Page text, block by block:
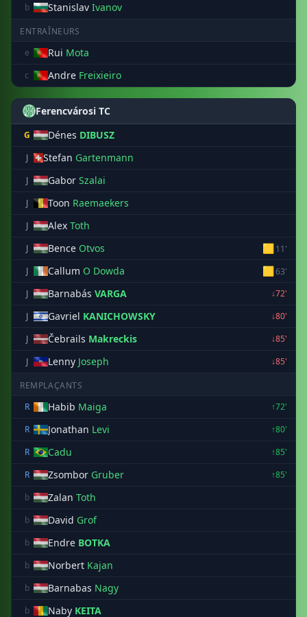
b Stanislav Ivanov
ENTRAÎNEURS
e
Rui Mota
c Andre Freixieiro
Ferencvárosi TC
G Dénes DIBUSZ
J Stefan Gartenmann
J Gabor Szalai
J Toon Raemaekers
J Alex Toth
J Bence Otvos 🟨11'
J
Callum O Dowda 🟨63'
J
Barnabás VARGA
↓72'
J
Gavriel KANICHOWSKY
↓80'
J
Čebrails Makreckis
↓85'
J
Lenny Joseph ↓85'
REMPLAÇANTS
R
Habib Maiga
↑72'
R
Jonathan Levi
↑80'
R
Cadu
↑85'
R
Zsombor Gruber
↑85'
b
Zalan Toth
b David Grof
b Endre BOTKA
b Norbert Kajan
b Barnabas Nagy
b Naby KEITA